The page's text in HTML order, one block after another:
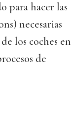
para hacer las
necesarias
los coches en
de